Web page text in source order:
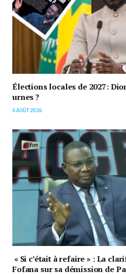
Élections locales de 2027:
urnes ?
6 AOÛT 2026
« Si c’était à refaire » : La
Fofana sur sa démission de